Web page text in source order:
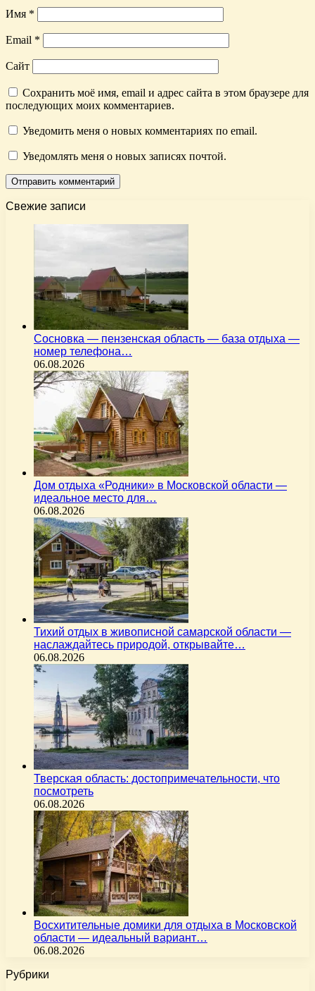
Имя *
Email *
Сайт
Сохранить моё имя, email и адрес сайта в этом браузере для
последующих моих комментариев.
Уведомить меня о новых комментариях по email.
Уведомлять меня о новых записях почтой.
Свежие записи
Сосновка — пензенская область — база отдыха —
номер телефона…
06.08.2026
Дом отдыха «Родники» в Московской области —
идеальное место для…
06.08.2026
Тихий отдых в живописной самарской области —
наслаждайтесь природой, открывайте…
06.08.2026
Тверская область: достопримечательности, что
посмотреть
06.08.2026
Восхитительные домики для отдыха в Московской
области — идеальный вариант…
06.08.2026
Рубрики